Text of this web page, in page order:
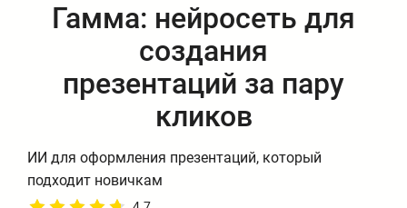
Гамма: нейросеть для
создания
презентаций за пару
кликов
ИИ для оформления презентаций, который
подходит новичкам